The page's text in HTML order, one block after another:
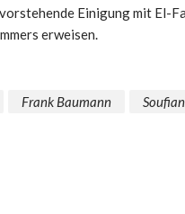
Einigung mit El-
erweisen.
Frank Baumann